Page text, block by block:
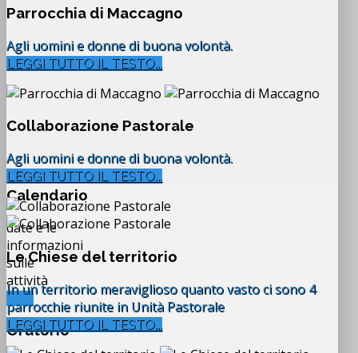
Parrocchia di Maccagno
Agli uomini e donne di buona volontà.
LEGGI TUTTO IL TESTO...
Collaborazione Pastorale
Agli uomini e donne di buona volontà.
LEGGI TUTTO IL TESTO...
Le Chiese del territorio
In un territorio meraviglioso quanto vasto ci sono 4
parrocchie riunite in Unità Pastorale
LEGGI TUTTO IL TESTO...
Calendario
date e le
informazioni
sulle
attività
VAI...
Oratorio